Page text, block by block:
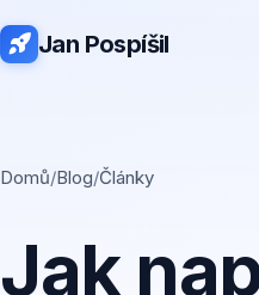
Jan Pospíšil
Domů/Blog/Články
Jak